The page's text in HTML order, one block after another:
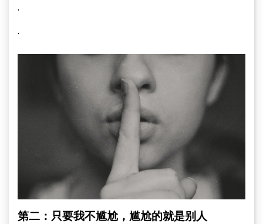
·
·
第二：只要我不尴尬，尴尬的就是别人